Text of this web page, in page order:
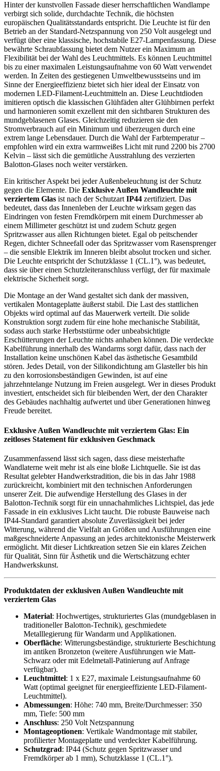
Hinter der kunstvollen Fassade dieser herrschaftlichen Wandlampe
verbirgt sich solide, durchdachte Technik, die höchsten
europäischen Qualitätsstandards entspricht. Die Leuchte ist für den
Betrieb an der Standard-Netzspannung von 250 Volt ausgelegt und
verfügt über eine klassische, hochstabile E27-Lampenfassung. Diese
bewährte Schraubfassung bietet dem Nutzer ein Maximum an
Flexibilität bei der Wahl des Leuchtmittels. Es können Leuchtmittel
bis zu einer maximalen Leistungsaufnahme von 60 Watt verwendet
werden. In Zeiten des gestiegenen Umweltbewusstseins und im
Sinne der Energieeffizienz bietet sich hier ideal der Einsatz von
modernen LED-Filament-Leuchtmitteln an. Diese Leuchtdioden
imitieren optisch die klassischen Glühfäden alter Glühbirnen perfekt
und harmonieren somit exzellent mit den sichtbaren Strukturen des
mundgeblasenen Glases. Gleichzeitig reduzieren sie den
Stromverbrauch auf ein Minimum und überzeugen durch eine
extrem lange Lebensdauer. Durch die Wahl der Farbtemperatur –
empfohlen wird ein extra warmweißes Licht mit rund 2200 bis 2700
Kelvin – lässt sich die gemütliche Ausstrahlung des verzierten
Balotton-Glases noch weiter verstärken.
Ein kritischer Aspekt bei jeder Außenbeleuchtung ist der Schutz
gegen die Elemente. Die Exklusive Außen Wandleuchte mit
verziertem Glas ist nach der SchutzartIP44 zertifiziert. Das
bedeutet, dass das Innenleben der Leuchte wirksam gegen das
Eindringen von festen Fremdkörpern mit einem Durchmesser ab
einem Millimeter geschützt ist und zudem Schutz gegen
Spritzwasser aus allen Richtungen bietet. Egal ob peitschender
Regen, dichter Schneefall oder das Spritzwasser vom Rasensprenger
– die sensible Elektrik im Inneren bleibt absolut trocken und sicher.
Die Leuchte entspricht der Schutzklasse 1 (CL.1°), was bedeutet,
dass sie über einen Schutzleiteranschluss verfügt, der für maximale
elektrische Sicherheit sorgt.
Die Montage an der Wand gestaltet sich dank der massiven,
vertikalen Montageplatte äußerst stabil. Die Last des stattlichen
Objekts wird optimal auf das Mauerwerk verteilt. Die solide
Konstruktion sorgt zudem für eine hohe mechanische Stabilität,
sodass auch starke Herbststürme oder unbeabsichtigte
Erschütterungen der Leuchte nichts anhaben können. Die verdeckte
Kabelführung innerhalb des Wandarms sorgt dafür, dass nach der
Installation keine unschönen Kabel das ästhetische Gesamtbild
stören. Jedes Detail, von der Silikondichtung am Glasteller bis hin
zu den korrosionsbeständigen Gewinden, ist auf eine
jahrzehntelange Nutzung im Freien ausgelegt. Wer in dieses Produkt
investiert, entscheidet sich für bleibenden Wert, der den Charakter
des Gebäudes nachhaltig aufwertet und über Generationen hinweg
Freude bereitet.
Exklusive Außen Wandleuchte mit verziertem Glas: Ein
zeitloses Statement für exklusiven Geschmack
Zusammenfassend lässt sich sagen, dass diese meisterhafte
Wandlaterne weit mehr ist als eine bloße Lichtquelle. Sie ist das
Resultat gelebter Handwerkstradition, die bis in das Jahr 1988
zurückreicht, kombiniert mit den technischen Anforderungen
unserer Zeit. Die aufwendige Herstellung des Glases in der
Balotton-Technik sorgt für ein unnachahmliches Lichtspiel, das jede
Fassade in ein exklusives Licht taucht. Die robuste Bauweise nach
IP44-Standard garantiert absolute Zuverlässigkeit bei jeder
Witterung, während die Vielfalt an Größen und Ausführungen eine
maßgeschneiderte Anpassung an jedes architektonische Meisterwerk
ermöglicht. Mit dieser Lichtkreation setzen Sie ein klares Zeichen
für Qualität, Sinn für Ästhetik und die Wertschätzung echter
Handwerkskunst.
Produktdaten der exklusiven Außen Wandleuchte mit
verziertem Glas
Material: Hochwertiges, strukturiertes Glas (mundgeblasen in
traditioneller Balotton-Technik), geschmiedete
Metalllegierung für Wandarm und Applikationen.
Oberfläche: Witterungsbeständige, strukturierte Beschichtung
im antiken Bronzeton (weitere Ausführungen wie Matt-
Schwarz oder mit Edelmetall-Patinierung auf Anfrage
verfügbar).
Leuchtmittel: 1 x E27, maximale Leistungsaufnahme 60
Watt (optimal geeignet für energieeffiziente LED-Filament-
Leuchtmittel).
Abmessungen: Höhe: 740 mm, Breite/Durchmesser: 350
mm, Tiefe: 500 mm
Anschluss: 250 Volt Netzspannung
Montageoptionen: Vertikale Wandmontage mit stabiler,
profilierter Montageplatte und verdeckter Kabelführung.
Schutzgrad: IP44 (Schutz gegen Spritzwasser und
Fremdkörper ab 1 mm), Schutzklasse 1 (CL.1°).